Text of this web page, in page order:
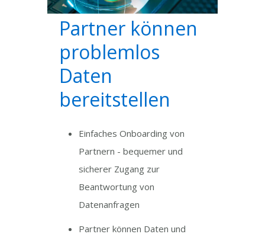
Partner können
problemlos
Daten
bereitstellen
Einfaches Onboarding von
Partnern - bequemer und
sicherer Zugang zur
Beantwortung von
Datenanfragen
Partner können Daten und